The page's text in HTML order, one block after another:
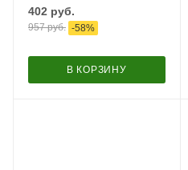
402 руб.
957руб. -58%
В КОРЗИНУ